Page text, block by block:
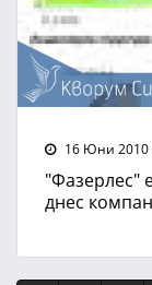
16 Юни 2010
"Фазерлес"
днес